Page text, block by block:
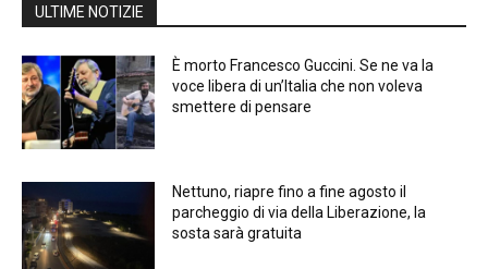
ULTIME NOTIZIE
È morto Francesco Guccini. Se ne va la
voce libera di un’Italia che non voleva
smettere di pensare
Nettuno, riapre fino a fine agosto il
parcheggio di via della Liberazione, la
sosta sarà gratuita